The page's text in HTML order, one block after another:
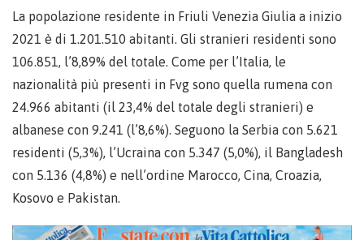
La popolazione residente in Friuli Venezia Giulia a inizio
2021 è di 1.201.510 abitanti. Gli stranieri residenti sono
106.851, l’8,89% del totale. Come per l’Italia, le
nazionalità più presenti in Fvg sono quella rumena con
24.966 abitanti (il 23,4% del totale degli stranieri) e
albanese con 9.241 (l’8,6%). Seguono la Serbia con 5.621
residenti (5,3%), l’Ucraina con 5.347 (5,0%), il Bangladesh
con 5.136 (4,8%) e nell’ordine Marocco, Cina, Croazia,
Kosovo e Pakistan.